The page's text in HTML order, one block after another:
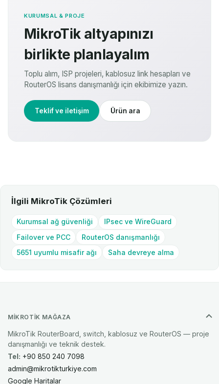
KURUMSAL & PROJE
MikroTik altyapınızı
birlikte planlayalım
Toplu alım, ISP projeleri, kablosuz link hesapları ve
RouterOS lisans danışmanlığı için ekibimize yazın.
Teklif ve iletişim Ürün ara
İlgili MikroTik Çözümleri
Kurumsal ağ güvenliği
IPsec ve WireGuard
Failover ve PCC
RouterOS danışmanlığı
5651 uyumlu misafir ağı
Saha devreye alma
MIKROTIK MAĞAZA
MikroTik RouterBoard, switch, kablosuz ve RouterOS — proje
danışmanlığı ve teknik destek.
Tel: +90 850 240 7098
admin@mikrotikturkiye.com
Google Haritalar